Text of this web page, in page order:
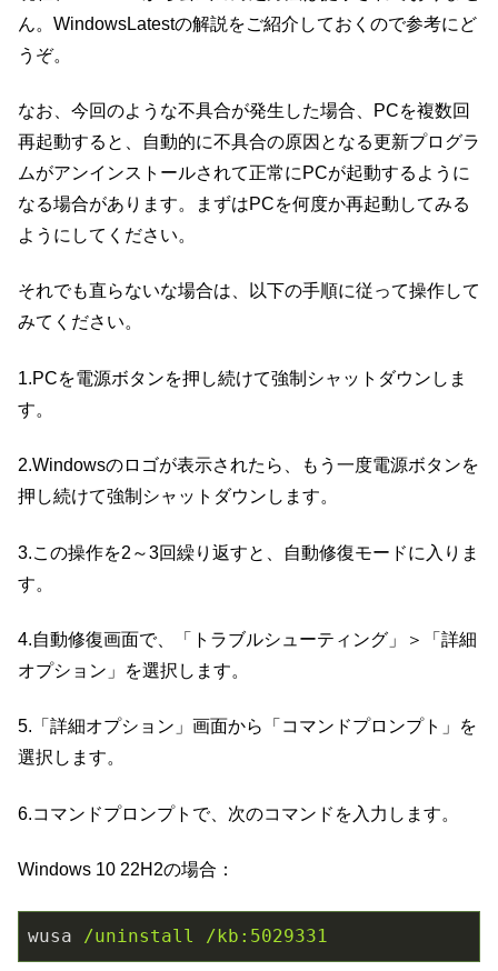
ん。WindowsLatestの解説をご紹介しておくので参考にど
うぞ。
なお、今回のような不具合が発生した場合、PCを複数回
再起動すると、自動的に不具合の原因となる更新プログラ
ムがアンインストールされて正常にPCが起動するように
なる場合があります。まずはPCを何度か再起動してみる
ようにしてください。
それでも直らないな場合は、以下の手順に従って操作して
みてください。
1.PCを電源ボタンを押し続けて強制シャットダウンしま
す。
2.Windowsのロゴが表示されたら、もう一度電源ボタンを
押し続けて強制シャットダウンします。
3.この操作を2～3回繰り返すと、自動修復モードに入りま
す。
4.自動修復画面で、「トラブルシューティング」＞「詳細
オプション」を選択します。
5.「詳細オプション」画面から「コマンドプロンプト」を
選択します。
6.コマンドプロンプトで、次のコマンドを入力します。
Windows 10 22H2の場合：
wusa /uninstall /kb:5029331